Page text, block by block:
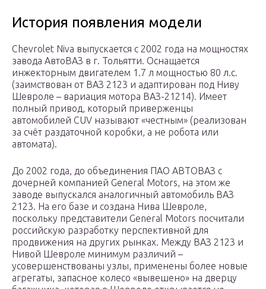
История появления модели
Chevrolet Niva выпускается с 2002 года на мощностях
завода АвтоВАЗ в г. Тольятти. Оснащается
инжекторным двигателем 1.7 л мощностью 80 л.с.
(заимствован от ВАЗ 2123 и адаптирован под Ниву
Шевроле – вариация мотора ВАЗ-21214). Имеет
полный привод, который приверженцы
автомобилей CUV называют «честным» (реализован
за счёт раздаточной коробки, а не робота или
автомата).
До 2002 года, до объединения ПАО АВТОВАЗ с
дочерней компанией General Motors, на этом же
заводе выпускался аналогичный автомобиль ВАЗ
2123. На его базе и создана Нива Шевроле,
поскольку представители General Motors посчитали
российскую разработку перспективной для
продвижения на других рынках. Между ВАЗ 2123 и
Нивой Шевроле минимум различий –
усовершенствованы узлы, применены более новые
агрегаты, запасное колесо «вывешено» на дверцу